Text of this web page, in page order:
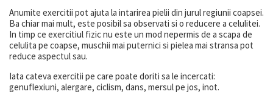
Anumite exercitii pot ajuta la intarirea pielii din jurul regiunii coapsei.
Ba chiar mai mult, este posibil sa observati si o reducere a celulitei.
In timp ce exercitiul fizic nu este un mod nepermis de a scapa de
celulita pe coapse, muschii mai puternici si pielea mai stransa pot
reduce aspectul sau.
Iata cateva exercitii pe care poate doriti sa le incercati:
genuflexiuni, alergare, ciclism, dans, mersul pe jos, inot.